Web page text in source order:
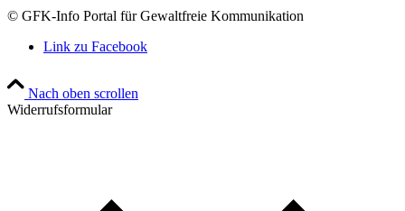
© GFK-Info Portal für Gewaltfreie Kommunikation
Link zu Facebook
Nach oben scrollen
Widerrufsformular